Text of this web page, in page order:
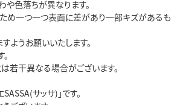
色落ちが異なります。
め一つ一つ表面に差があり一部キズがあるも
ようお願いいたします。
若干異なる場合がございます。
サッサ)」です。